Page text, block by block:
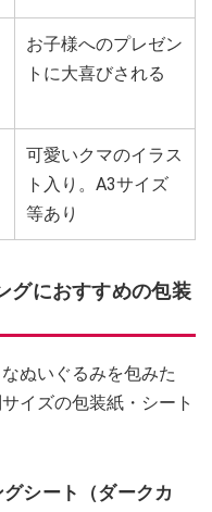
お子様へのプレゼン
トに大喜びされる
可愛いクマのイラス
ト入り。A3サイズ
等あり
グにおすすめの包装
ぬいぐるみを包みた
イズの包装紙・シート
シート（ダークカ